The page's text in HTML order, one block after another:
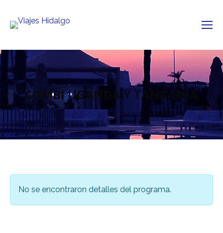
COMBI UGANDA Y TANZANIA
No se encontraron detalles del programa.